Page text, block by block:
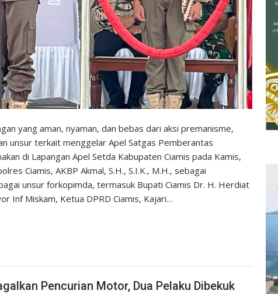
yang aman, nyaman, dan bebas dari aksi premanisme,
unsur terkait menggelar Apel Satgas Pemberantas
di Lapangan Apel Setda Kabupaten Ciamis pada Kamis,
Ciamis, AKBP Akmal, S.H., S.I.K., M.H., sebagai
unsur forkopimda, termasuk Bupati Ciamis Dr. H. Herdiat
Inf Miskam, Ketua DPRD Ciamis, Kajari…
Pencurian Motor, Dua Pelaku Dibekuk